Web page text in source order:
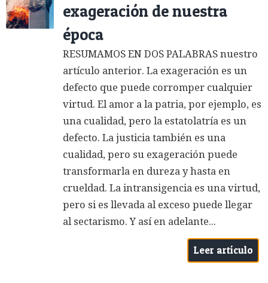
exageración de nuestra
época
RESUMAMOS EN DOS PALABRAS nuestro
artículo anterior. La exageración es un
defecto que puede corromper cualquier
virtud. El amor a la patria, por ejemplo, es
una cualidad, pero la estatolatría es un
defecto. La justicia también es una
cualidad, pero su exageración puede
transformarla en dureza y hasta en
crueldad. La intransigencia es una virtud,
pero si es llevada al exceso puede llegar
al sectarismo. Y así en adelante...
Leer artículo